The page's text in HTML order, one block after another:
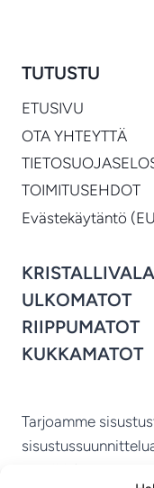
TUTUSTU
ETUSIVU
OTA YHTEYTTÄ
TOIMITUSEHDOT
Evästekäytäntö
ULKOMATOT
RIIPPUMATOT
KUKKAMATOT
Tarjoamme